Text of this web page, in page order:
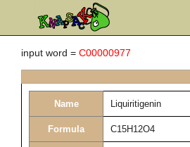
input word = C00000977
Name Liquiritigenin
Formula C15H12O4